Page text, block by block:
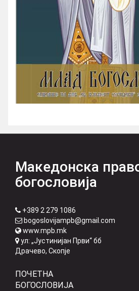
Македонска
богословија
+389 2 279 1086
bogoslovijampb@gmail.com
www.mpb.mk
ул: „Јустинијан Први“ бб
Драчево, Скопје
ПОЧЕТНА
БОГОСЛОВИЈА